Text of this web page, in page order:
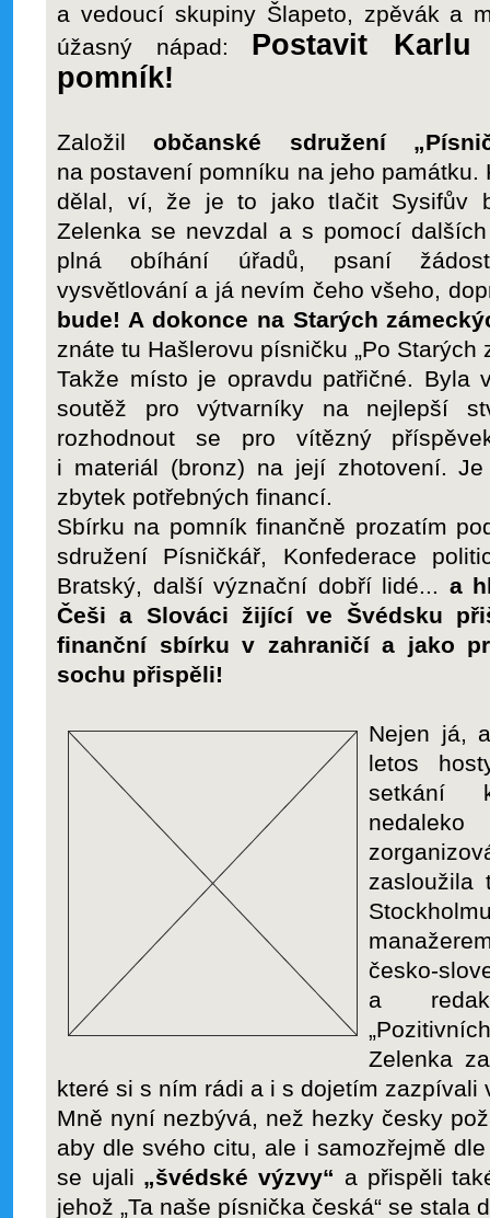
a vedoucí skupiny Šlapeto, zpěvák a
úžasný nápad: Postavit
pomník!
Založilobčanské sdružení
na postavení pomníku na jeho památku.
dělal, ví, že je to jako tlačit Sysifův
Zelenka se nevzdal a s pomocí
plná obíhání úřadů, psaní
vysvětlování a já nevím čeho všeho,
bude! A dokonce na Starých
znáte tu Hašlerovu písničku „Po Starých
Takže místo je opravdu patřičné. Byla
soutěž pro výtvarníky na nejlepší
rozhodnout se pro vítězný
i materiál (bronz) na její zhotovení.
zbytek potřebných financí.
Sbírku na pomník finančně prozatím
sdružení Písničkář, Konfederace
Bratský, další význační dobří lidé... a
Češi a Slováci žijící ve Švédsku
finanční sbírku v zahraničí a jako
sochu přispěli!
Nejen já,
letos
setkání
zasloužila
česko-
a
Zelenka
které si s ním rádi a i s dojetím zazpívali
Mně nyní nezbývá, než hezky česky
aby dle svého citu, ale i samozřejmě
se ujali „švédské výzvy“ a přispěli
jehož „Ta naše písnička česká“ se stala